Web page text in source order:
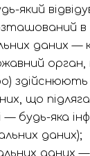
який
в
даних —
орган,
що
— будь-яка
даних);
даних —